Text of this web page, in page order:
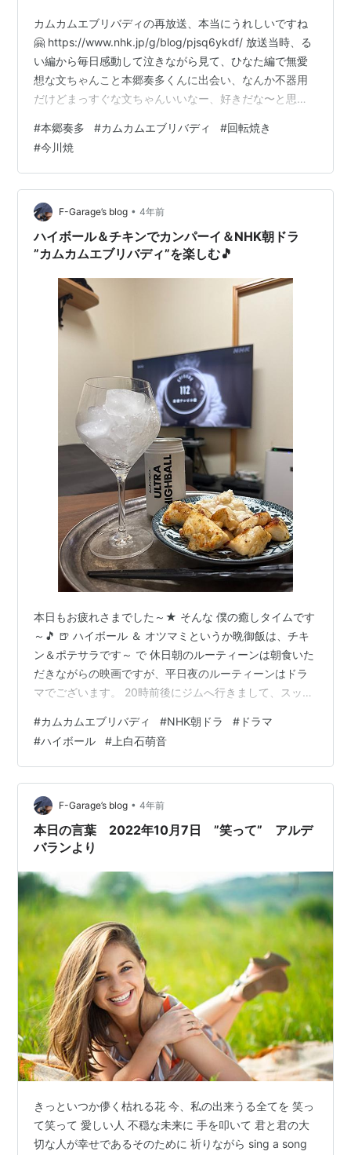
カムカムエブリバディの再放送、本当にうれしいですね
🤗 https://www.nhk.jp/g/blog/pjsq6ykdf/ 放送当時、る
い編から毎日感動して泣きながら見て、ひなた編で無愛
想な文ちゃんこと本郷奏多くんに出会い、なんか不器用
だけどまっすぐな文ちゃんいいなー、好きだな〜と思っ
礼💦）謙虚で爽やかで頭の良さも垣間見えつつ可愛さも
ある、魅力しかない本郷奏多くん、何者！？ 前から知っ
てる本郷くんのイメージと全然違うんだけど、どういう
こと〜！？ とびっくりして心を鷲掴みにされました❣️ そ
こからは完全に沼って今に至ります😊 カムカムは、本…
#本郷奏多 #カムカムエブリバディ #回転焼き
#今川焼
F-Garage’s blog • 4年前
ハイボール＆チキンでカンパーイ＆NHK朝ドラ
”カムカムエブリバディ”を楽しむ🎵
本日もお疲れさまでした～★ そんな 僕の癒しタイムです
～🎵 🍺 ハイボール ＆ オツマミというか晩御飯は、チキ
ン＆ポテサラです～ で 休日朝のルーティーンは朝食いた
だきながらの映画ですが、平日夜のルーティーンはドラ
マでございます。 20時前後にジムへ行きまして、スッキ
www.youtube.com 『カムカムエヴリバディ』NHKが
2021年11月1日から2022年4月8日まで放送された「連続
テレビ小説」第105作。 原作脚本・藤本有紀。 岡山・大
阪・京都を舞台として大正・昭和・平成・令和の四時代
をラジオ英語講座とジャズと時代劇と共に生きた母娘孫
三代…
#カムカムエブリバディ #NHK朝ドラ # ドラマ
#ハイボール # 上白石萌音
F-Garage’s blog • 4年前
本日の言葉 2022年10月7日 ”笑って” アルデ
バランより
きっといつか儚く枯れる花 今、私の出来うる全てを 笑っ
て笑って 愛しい人 不穏な未来に 手を叩いて 君と君の大
切な人が幸せであるそのために 祈りながら sing a song